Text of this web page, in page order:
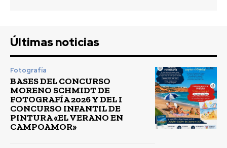
Últimas noticias
Fotografía
BASES DEL CONCURSO
MORENO SCHMIDT DE
FOTOGRAFÍA 2026 Y DEL I
CONCURSO INFANTIL DE
PINTURA «EL VERANO EN
CAMPOAMOR»